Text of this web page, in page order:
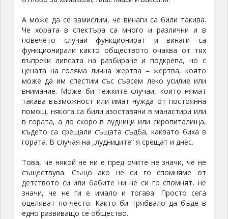
А може да се замислим, че винаги са били такива.
Че хората в спектъра са много и различни и в
повечето случаи функционират и винаги са
функционирали както обществото очаква от тях
въпреки липсата на разбиране и подкрепа, но с
цената на голяма лична жертва – жертва, която
може да им спестим със съвсем леко усилие или
внимание. Може би тежките случаи, които нямат
такава възможност или имат нужда от постоянна
помощ, някога са били изоставяни в манастири или
в гората, а до скоро в лудници или сиропиталища,
където са срещали същата съдба, каквато биха в
гората. В случая на „лудниците“ я срещат и днес.
Това, че някой не ни е пред очите не значи, че не
съществува. Също ако не си го спомняме от
детството си или бабите ни не си го спомнят, не
значи, че не ги е имало и тогава. Просто сега
оцеляват по-често. Както би трябвало да бъде в
едно развиващо се общество.